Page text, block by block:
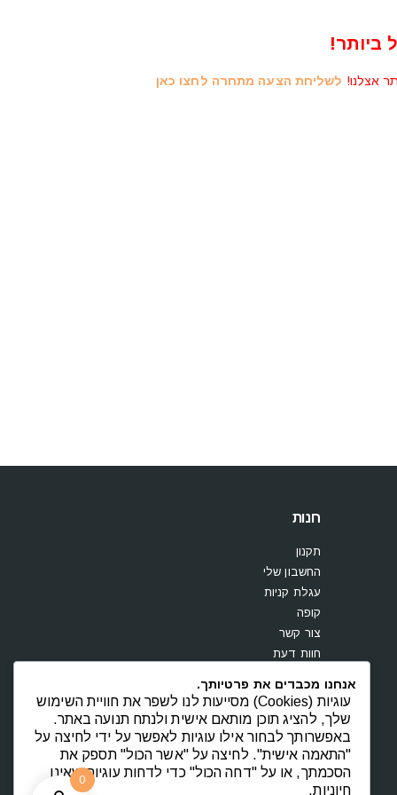
ביותר!
אצלנו! לשליחת הצעה מתחרה לחצו כאן
חנות
תקנון
החשבון שלי
עגלת קניות
קופה
צור קשר
חוות דעת
אנחנו מכבדים את פרטיותך.
עוגיות (Cookies) מסייעות לנו לשפר את חוויית השימוש
שלך, להציג תוכן מותאם אישית ולנתח תנועה באתר.
באפשרותך לבחור אילו עוגיות לאפשר על ידי לחיצה על
"התאמה אישית". לחיצה על "אשר הכול" תספק את
הסכמתך, או על "דחה הכול" כדי לדחות עוגיות שאינן
חיוניות.
0